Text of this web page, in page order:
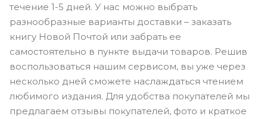
течение 1-5 дней. У нас можно выбрать
разнообразные варианты доставки – заказать
книгу Новой Почтой или забрать ее
самостоятельно в пункте выдачи товаров. Решив
воспользоваться нашим сервисом, вы уже через
несколько дней сможете наслаждаться чтением
любимого издания. Для удобства покупателей мы
предлагаем отзывы покупателей, фото и краткое